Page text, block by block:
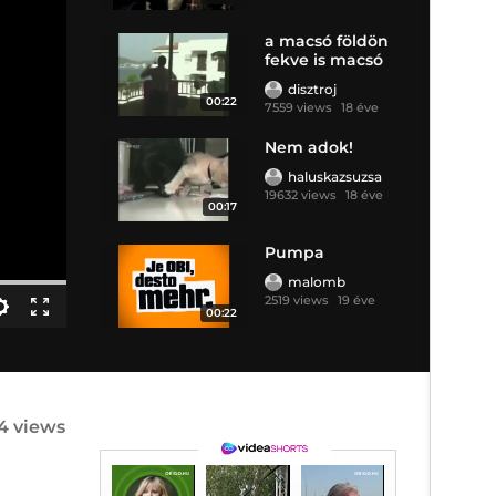
00:22
a macsó földön
fekve is macsó
disztroj
7559 views 18 éve
00:17
Nem adok!
haluskazsuzsa
19632 views 18 éve
00:22
Pumpa
malomb
2519 views 19 éve
views